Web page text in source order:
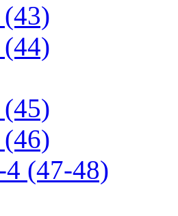
(47-48)